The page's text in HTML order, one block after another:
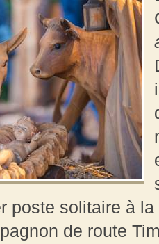
poste solitaire à
de route